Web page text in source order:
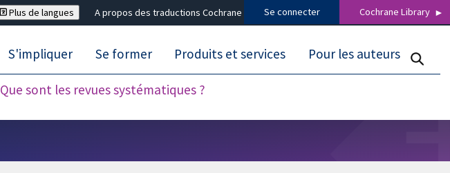
Plus de langues A propos des traductions Cochrane Se connecter Cochrane Library
Que sont les revues systématiques ?
S'impliquer Se former Produits et services Pour les auteurs